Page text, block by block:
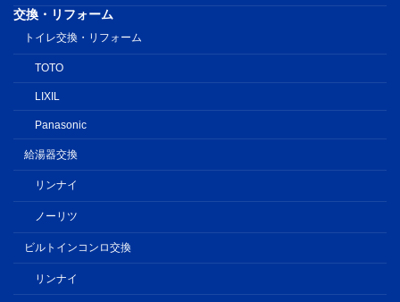
交換・リフォーム
トイレ交換・リフォーム
TOTO
LIXIL
Panasonic
給湯器交換
リンナイ
ノーリツ
ビルトインコンロ交換
リンナイ